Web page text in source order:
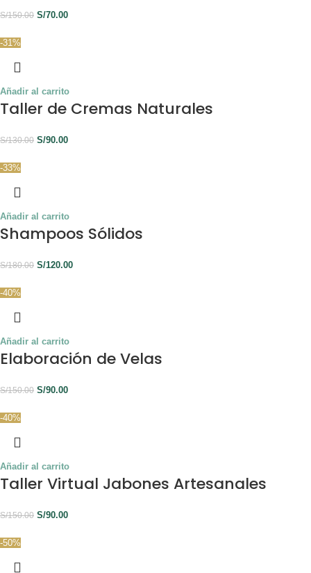
S/150.00 S/70.00
-31%
Añadir al carrito
Taller de Cremas Naturales
S/130.00 S/90.00
-33%
Añadir al carrito
Shampoos Sólidos
S/180.00 S/120.00
-40%
Añadir al carrito
Elaboración de Velas
S/150.00 S/90.00
-40%
Añadir al carrito
Taller Virtual Jabones Artesanales
S/150.00 S/90.00
-50%